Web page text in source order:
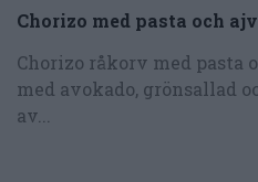
Chorizo med pasta och
Chorizo råkorv med pasta
med avokado, grönsallad
av...